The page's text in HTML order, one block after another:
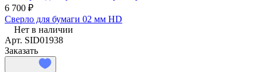
6 700 ₽
Сверло для бумаги 02 мм HD
Нет в наличии
Арт. SID01938
Заказать